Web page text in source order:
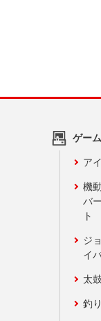
ゲー
ア
機
バ
ト
ジ
イ
太
釣